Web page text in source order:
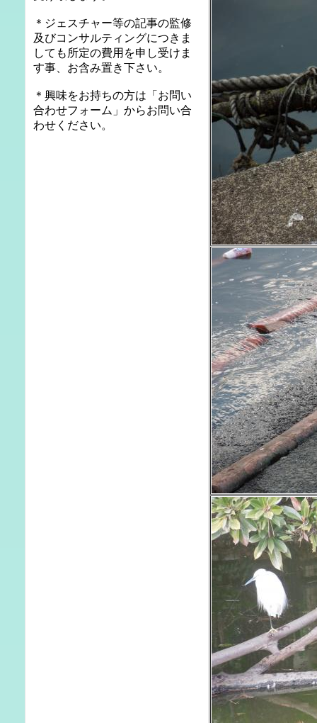
＊ジェスチャー等の記事の監修
及びコンサルティングにつきま
しても所定の費用を申し受けま
す事、お含み置き下さい。
＊興味をお持ちの方は「お問い
合わせフォーム」からお問い合
わせください。